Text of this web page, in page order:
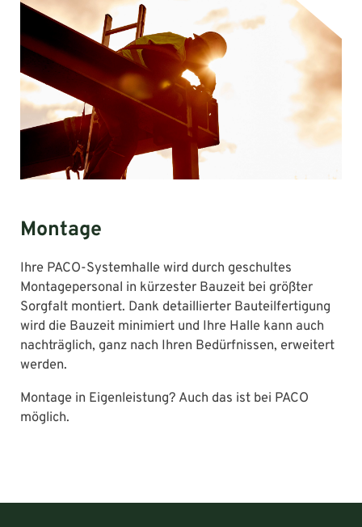
Montage
Ihre PACO-Systemhalle wird durch geschultes
Montagepersonal in kürzester Bauzeit bei größter
Sorgfalt montiert. Dank detaillierter Bauteilfertigung
wird die Bauzeit minimiert und Ihre Halle kann auch
nachträglich, ganz nach Ihren Bedürfnissen, erweitert
werden.
Montage in Eigenleistung? Auch das ist bei PACO
möglich.